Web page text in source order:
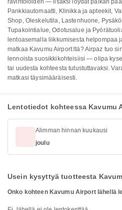
ravintoloiden — lisäksi löydät paikan
Pankkiautomaatti, Klinikka ja apteekit,
Shop, Oleskelutila, Lastenhuone,
Tupakointialue, Odotusalue ja
lentoasemalla liikkumisesta helpompaa
matkaa Kavumu Airport:ltä? Airpaz tuo
lennoista suosikkikohteisiisi — olipa
tai uudesta kohteesta tutustuttavaksi.
matkasi täysimääräisesti.
Lentotiedot kohteessa Kavumu
Alimman hinnan kuukausi
joulu
Usein kysyttyä tuotteesta
Onko kohteen Kavumu Airport lähellä